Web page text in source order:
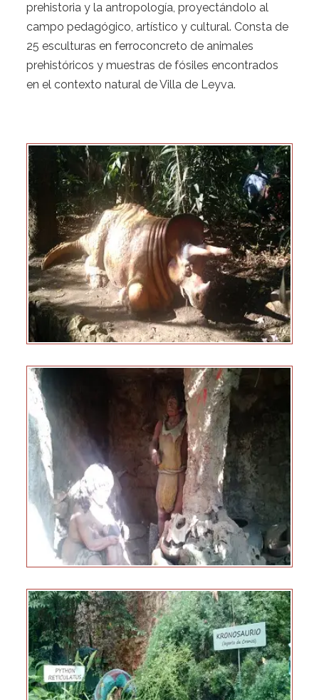
prehistoria y la antropología, proyectándolo al
campo pedagógico, artístico y cultural. Consta de
25 esculturas en ferroconcreto de animales
prehistóricos y muestras de fósiles encontrados
en el contexto natural de Villa de Leyva.